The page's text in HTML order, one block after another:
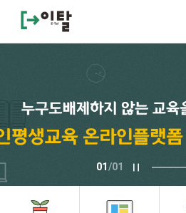
바탕화면 바로가기 설치
Applying
01/01